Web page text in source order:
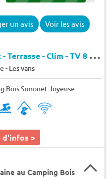
un avis Voir les avis
C
halet - Terrasse - Clim - TV 8 pers.
- Les vans
Bois Simonet Joyeuse
d'infos >
au Camping Bois